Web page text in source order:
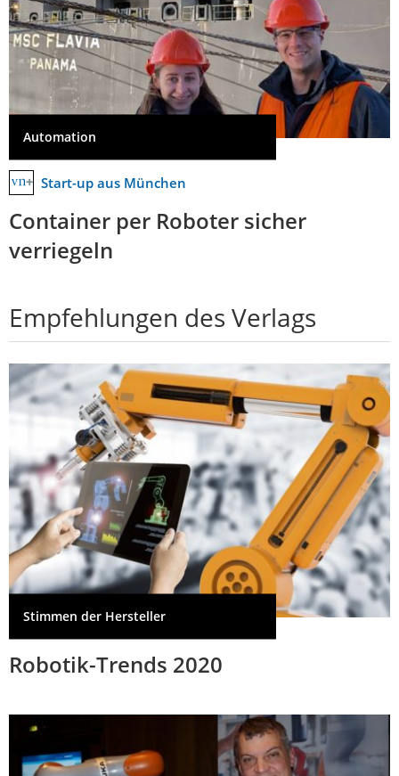
Automation
Start-up aus München
Container per Roboter sicher
verriegeln
Empfehlungen des Verlags
Stimmen der Hersteller
Robotik-Trends 2020